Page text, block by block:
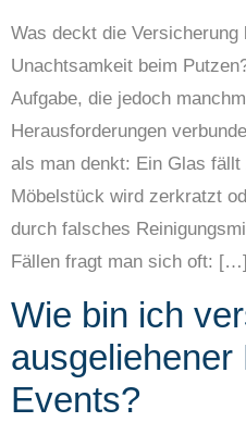
Was deckt die Versicherung
Unachtsamkeit beim
Aufgabe, die jedoch
Herausforderungen
als man denkt: Ein Glas
Möbelstück wird zerkratzt
durch falsches
Fällen fragt man sich oft: […]
Wie bin ich
ausgeliehener
Events?